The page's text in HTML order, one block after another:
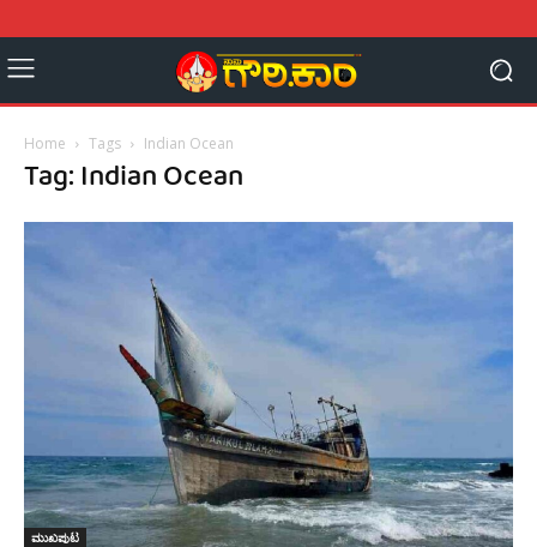
Home Tags Indian Ocean
Tag: Indian Ocean
ಮುಖಪುಟ